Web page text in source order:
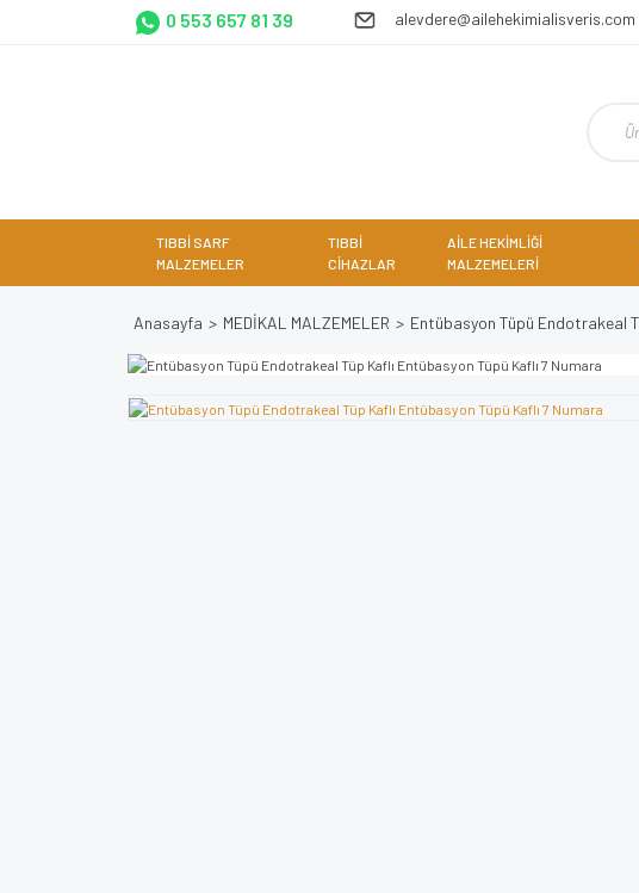
0 553 657 81 39 alevdere@ailehekimialisveris.com
TIBBİ SARF
MALZEMELER
TIBBİ
CİHAZLAR
AİLE HEKİMLİĞİ
MALZEMELERİ
Anasayfa MEDİKAL MALZEMELER Entübasyon Tüpü Endotrakeal